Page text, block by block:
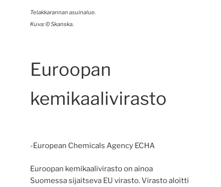
Telakkarannan asuinalue.
Kuva:©Skanska.
Euroopan
kemikaalivirasto
-European Chemicals Agency ECHA
Euroopan kemikaalivirasto on ainoa
Suomessa sijaitseva EU virasto. Virasto aloitti